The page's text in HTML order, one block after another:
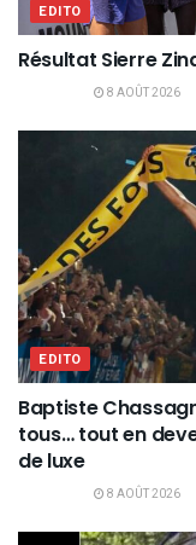
EDITO
Résultat Sierre
8 AOÛT 2026
EDITO
Baptiste
tous… tout en
de luxe
8 AOÛT 2026